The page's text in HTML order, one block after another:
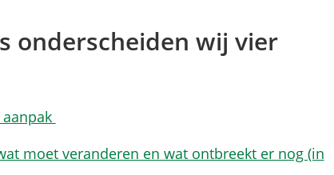
onderscheiden wij vier
moet veranderen en wat ontbreekt er nog (in